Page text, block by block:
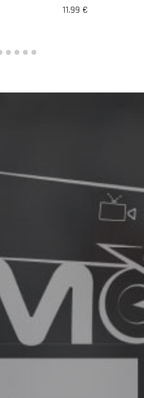
11.99 €